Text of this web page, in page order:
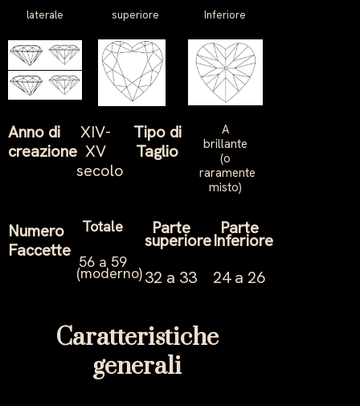
laterale superiore Inferiore
Anno di
creazione
XIV-
XV
secolo
Tipo di
Taglio
A
brillante
(o
raramente
misto)
Numero
Faccette
Totale
56 a 59
(moderno)
Parte
superiore
32 a 33
Parte
Inferiore
24 a 26
Caratteristiche
generali